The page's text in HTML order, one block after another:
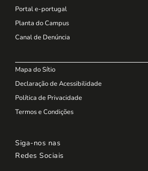
Portal e-portugal
Planta do Campus
Canal de Denúncia
Mapa do Sítio
Declaração de Acessibilidade
Política de Privacidade
Termos e Condições
Siga-nos nas
Redes Sociais